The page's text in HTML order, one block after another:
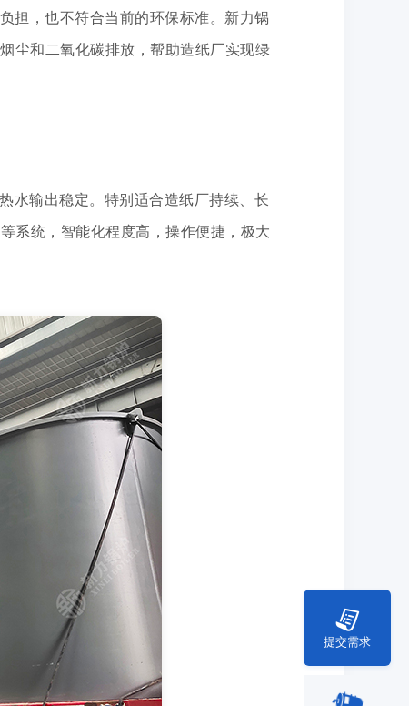
担，也不符合当前的环保标准。新力锅
尘和二氧化碳排放，帮助造纸厂实现绿
水输出稳定。特别适合造纸厂持续、长
系统，智能化程度高，操作便捷，极大
提交需求